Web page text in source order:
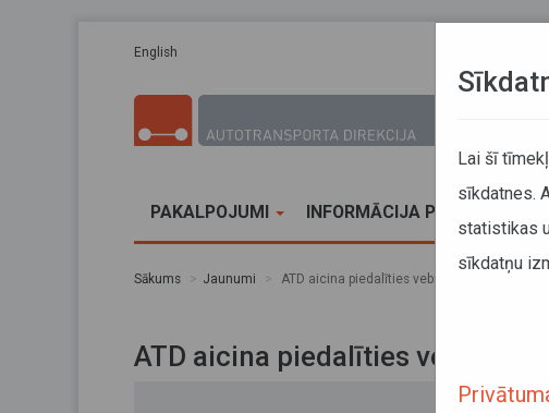
English
PAKALPOJUMI INFORMĀCIJA
Sākums Jaunumi ATD aicina piedalīties vebinārā par Bērniem
ATD aicina piedalīties vebinārā
Lai šī
sīkdatnes.
statistikas
sīkdatņu